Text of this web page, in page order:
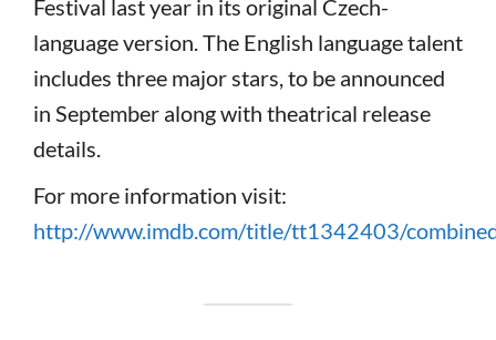
Festival last year in its original Czech-
language version. The English language talent
includes three major stars, to be announced
in September along with theatrical release
details.
For more information visit:
http://www.imdb.com/title/tt1342403/